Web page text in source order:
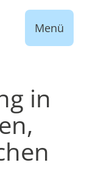
Menü
in